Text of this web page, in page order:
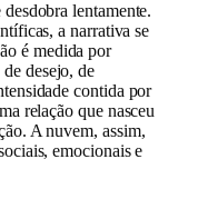
lentamente.
a narrativa se
é medida por
desejo, de
contida por
relação que nasceu
A nuvem, assim,
emocionais e